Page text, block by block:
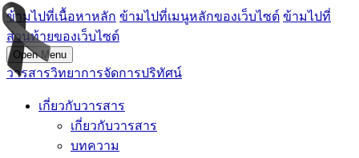
ข้ามไปที่เนื้อหาหลัก ข้ามไปที่เมนูหลักของเว็บไซต์ ข้ามไปที่
ส่วนท้ายของเว็บไซต์
Open Menu
วารสารวิทยาการจัดการปริทัศน์
เกี่ยวกับวารสาร
เกี่ยวกับวารสาร
บทความ